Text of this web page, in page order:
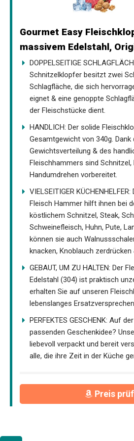
Gourmet Easy
massivem Edelstahl,
DOPPELSEITIGE
Schnitzelklopfer besitzt zwei
Schlagfläche, die sich
eignet & eine genoppte
der Fleischstücke dient.
HANDLICH: Der solide
Gesamtgewicht von 340g. Dank
Gewichtsverteilung & des
Fleischhammers sind
Handumdrehen vorbereitet.
VIELSEITIGER
Fleisch Hammer hilft ihnen bei
köstlichem Schnitzel, Steak,
Schweinefleisch, Huhn, Pute,
können sie auch
knacken, Knoblauch zerdrücken
GEBAUT, UM ZU HALTEN: Der
Edelstahl (304) ist praktisch
erhalten Sie auf unseren
lebenslanges
PERFEKTES GESCHENK: Auf
passenden Geschenkidee?
liebevoll verpackt und bereit
alle, die ihre Zeit in der Küche
Preis